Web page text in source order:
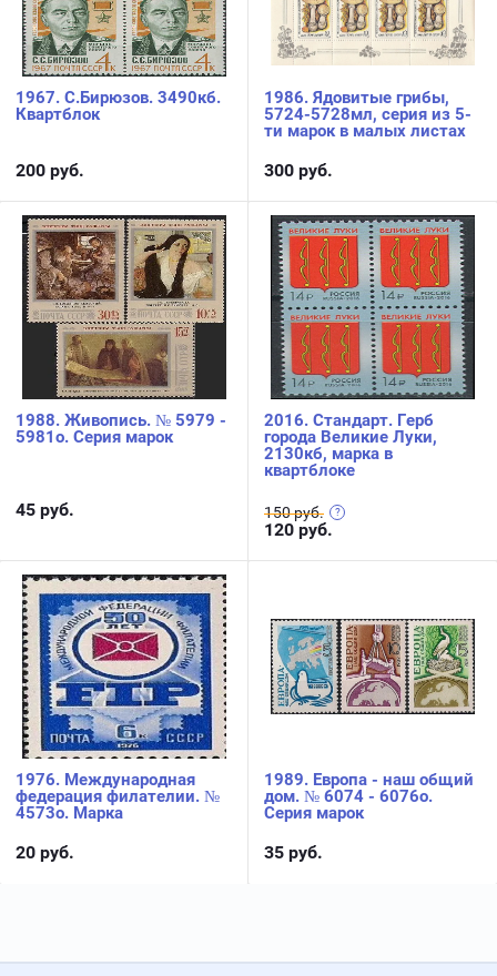
1967. С.Бирюзов. 3490кб.
Квартблок
200 руб.
1986. Ядовитые грибы,
5724-5728мл, серия из 5-
ти марок в малых листах
300 руб.
1988. Живопись. № 5979 -
5981о. Серия марок
45 руб.
2016. Стандарт. Герб
города Великие Луки,
2130кб, марка в
квартблоке
150 руб.
120 руб.
1976. Международная
федерация филателии. №
4573о. Марка
20 руб.
1989. Европа - наш общий
дом. № 6074 - 6076о.
Серия марок
35 руб.